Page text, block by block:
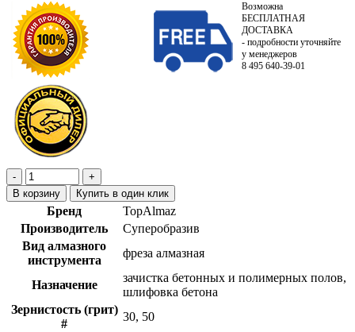
Возможна
БЕСПЛАТНАЯ
ДОСТАВКА
- подробности уточняйте
у менеджеров
8 495 640-39-01
В корзину Купить в один клик
Бренд
TopAlmaz
Производитель
Суперобразив
Вид алмазного
инструмента
фреза алмазная
Назначение
зачистка бетонных и полимерных полов,
шлифовка бетона
Зернистость (грит)
#
30, 50